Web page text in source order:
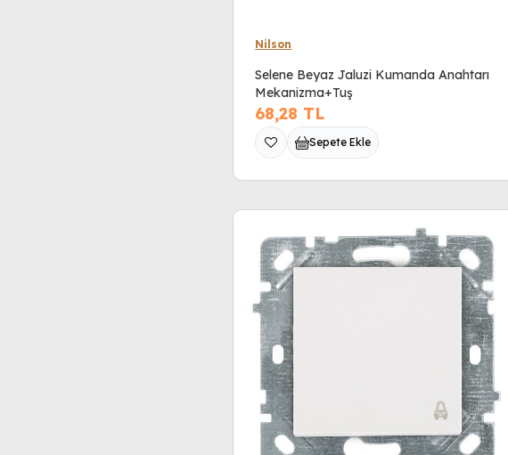
Nilson
Selene Beyaz Jaluzi Kumanda Anahtarı
Mekanizma+Tuş
68,28 TL
Sepete Ekle